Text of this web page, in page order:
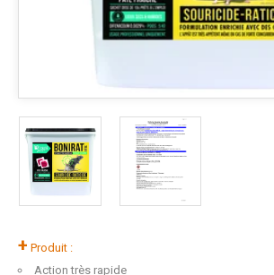
+ Produit :
Action très rapide